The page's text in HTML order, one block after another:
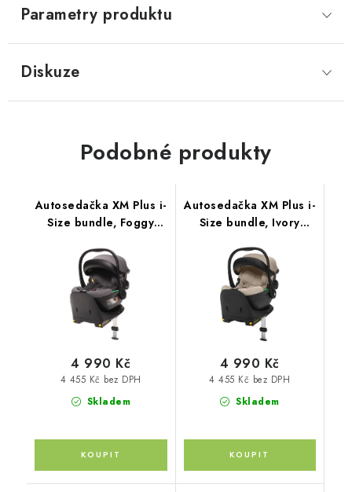
Parametry produktu
Diskuze
Podobné produkty
Autosedačka XM Plus i-
Size bundle, Foggy
Skladem
4 455 Kč bez DPH
4 990 Kč
Autosedačka XM Plus i-
Size bundle, Ivory
Skladem
4 455 Kč bez DPH
4 990 Kč